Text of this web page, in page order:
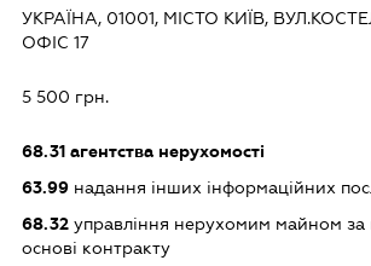
УКРАЇНА, 01001, МІСТО КИЇВ,
ОФІС 17
5 500 грн.
68.31 агентства нерухомості
63.99 надання інших інформаційних
68.32 управління нерухомим майном
основі контракту